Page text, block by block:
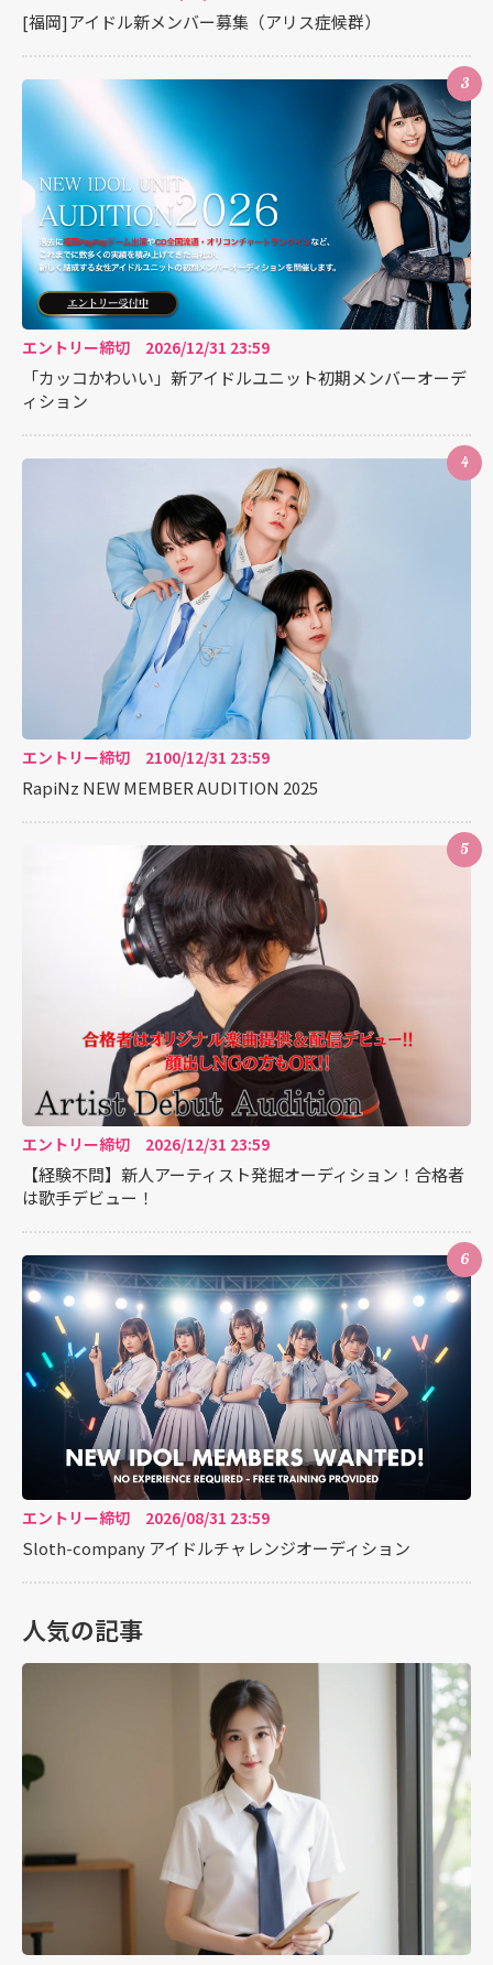
[福岡]アイドル新メンバー募集（アリス症候群）
3
エントリー締切 2026/12/31 23:59
「カッコかわいい」新アイドルユニット初期メンバーオーデ
ィション
4
エントリー締切 2100/12/31 23:59
RapiNz NEW MEMBER AUDITION 2025
5
エントリー締切 2026/12/31 23:59
【経験不問】新人アーティスト発掘オーディション！合格者
は歌手デビュー！
6
エントリー締切 2026/08/31 23:59
Sloth-company アイドルチャレンジオーディション
人気の記事